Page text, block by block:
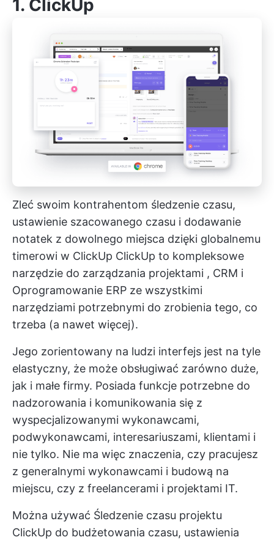
1. ClickUp
Zleć swoim kontrahentom śledzenie czasu,
ustawienie szacowanego czasu i dodawanie
notatek z dowolnego miejsca dzięki globalnemu
timerowi w ClickUp ClickUp to kompleksowe
narzędzie do zarządzania projektami , CRM i
Oprogramowanie ERP ze wszystkimi
narzędziami potrzebnymi do zrobienia tego, co
trzeba (a nawet więcej).
Jego zorientowany na ludzi interfejs jest na tyle
elastyczny, że może obsługiwać zarówno duże,
jak i małe firmy. Posiada funkcje potrzebne do
nadzorowania i komunikowania się z
wyspecjalizowanymi wykonawcami,
podwykonawcami, interesariuszami, klientami i
nie tylko. Nie ma więc znaczenia, czy pracujesz
z generalnymi wykonawcami i budową na
miejscu, czy z freelancerami i projektami IT.
Można używać Śledzenie czasu projektu
ClickUp do budżetowania czasu, ustawienia